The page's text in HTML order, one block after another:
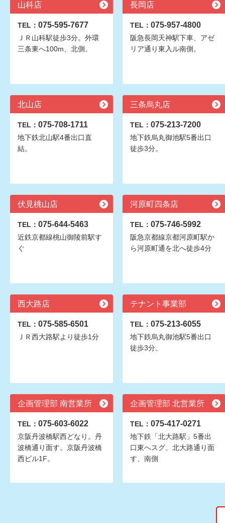
山科店
TEL： 075-595-7677
ＪＲ山科駅徒歩3分。外環
三条東へ100m、北側。
長岡店
TEL： 075-957-4800
阪急長岡天神駅下車、アゼ
リア通り東入ル南側。
北山店
TEL： 075-708-1711
地下鉄北山駅4番出口直
結。
三条烏丸店
TEL： 075-213-7200
地下鉄烏丸御池駅5番出口
徒歩3分。
伏見桃山店
TEL： 075-644-5463
近鉄京都線桃山御陵前駅す
ぐ
河原町四条店
TEL： 075-746-5992
阪急京都線京都河原町駅か
ら河原町通を北へ徒歩4分
西大路店
TEL： 075-585-6501
ＪＲ西大路駅より徒歩1分
テナント事業部
TEL： 075-213-6055
地下鉄烏丸御池駅5番出口
徒歩3分。
企画管理部 南営業所
TEL： 075-603-6022
京阪丹波橋駅西どなり。丹
波橋通り面す。京阪丹波橋
西ビル1F。
企画管理部 北営業所
TEL： 075-417-0271
地下鉄「北大路駅」5番出
口東へスグ。北大路通り面
す、南側